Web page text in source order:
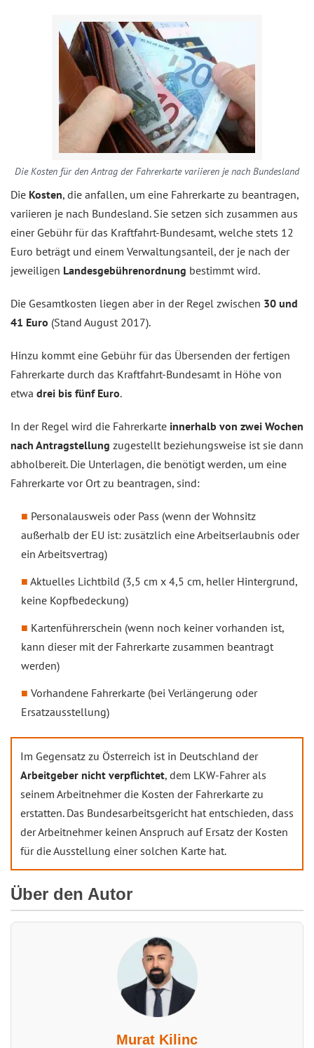
Die Kosten für den Antrag der Fahrerkarte variieren je nach Bundesland
Die Kosten, die anfallen, um eine Fahrerkarte zu beantragen,
variieren je nach Bundesland. Sie setzen sich zusammen aus
einer Gebühr für das Kraftfahrt-Bundesamt, welche stets 12
Euro beträgt und einem Verwaltungsanteil, der je nach der
jeweiligen Landesgebührenordnung bestimmt wird.
Die Gesamtkosten liegen aber in der Regel zwischen 30 und
41 Euro (Stand August 2017).
Hinzu kommt eine Gebühr für das Übersenden der fertigen
Fahrerkarte durch das Kraftfahrt-Bundesamt in Höhe von
etwa drei bis fünf Euro.
In der Regel wird die Fahrerkarte innerhalb von zwei Wochen
nach Antragstellung zugestellt beziehungsweise ist sie dann
abholbereit. Die Unterlagen, die benötigt werden, um eine
Fahrerkarte vor Ort zu beantragen, sind:
Personalausweis oder Pass (wenn der Wohnsitz
außerhalb der EU ist: zusätzlich eine Arbeitserlaubnis oder
ein Arbeitsvertrag)
Aktuelles Lichtbild (3,5 cm x 4,5 cm, heller Hintergrund,
keine Kopfbedeckung)
Kartenführerschein (wenn noch keiner vorhanden ist,
kann dieser mit der Fahrerkarte zusammen beantragt
werden)
Vorhandene Fahrerkarte (bei Verlängerung oder
Ersatzausstellung)
Im Gegensatz zu Österreich ist in Deutschland der
Arbeitgeber nicht verpflichtet, dem LKW-Fahrer als
seinem Arbeitnehmer die Kosten der Fahrerkarte zu
erstatten. Das Bundesarbeitsgericht hat entschieden, dass
der Arbeitnehmer keinen Anspruch auf Ersatz der Kosten
für die Ausstellung einer solchen Karte hat.
Über den Autor
Murat Kilinc